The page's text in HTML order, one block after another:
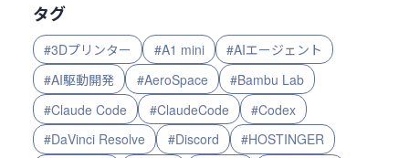
タグ
#3Dプリンター #A1 mini
#AIエージェント
#AI駆動開発
#AeroSpace
#Bambu Lab
#Claude Code
#ClaudeCode
#Codex
#DaVinci Resolve
#Discord
#HOSTINGER